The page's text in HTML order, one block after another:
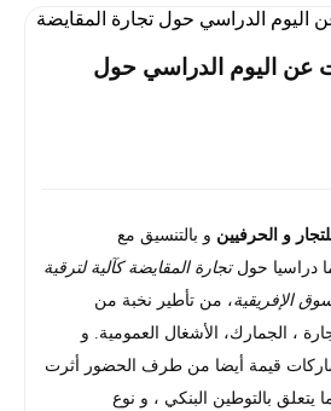
عن اليوم الدراسي حول
و الحرفيين و بالتنسيق مع
دراسيا حولتجارة المقايضة كآلية لترقية
الإفريقية، من تأطير نخبة من
، الجمارك، الأشغال العمومية. و
قيمة أيضا من طرف الحضور أثرت
بالتوطين البنكي ، و نوع